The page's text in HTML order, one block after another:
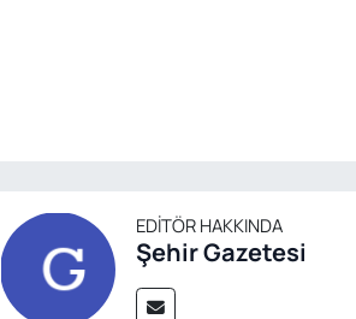
EDITÖR HAKKINDA
Şehir Gazetesi